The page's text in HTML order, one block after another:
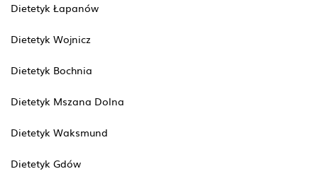
Dietetyk Łapanów
Dietetyk Wojnicz
Dietetyk Bochnia
Dietetyk Mszana Dolna
Dietetyk Waksmund
Dietetyk Gdów